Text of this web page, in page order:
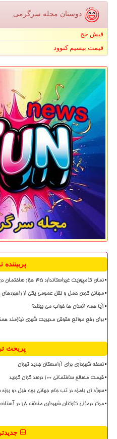
دوستان مجله سرگرمی
فیش حج
قیمت بیسیم کنوود
پربیننده
نمای کامپوزیت غیراستاندارد ۳۵ هزار ساختمان در تهران
مجانی کردن حمل و نقل عمومی یکی از
آیا همه انسان ها خواب می بینند؟
برای رفع موانع حقوقی مدیریت شهری نیازمند
پربحث
نسخه شهرداری برای آرامستان جدید تهران
قیمت مصالح ساختمانی ۱۰۰ درصد گران گردید
سوژه ای بامزه در تب جام جهانی بچه فیل دو
مرکز درمانی کارکنان شهرداری منطقه ۱۸ در آستانه بهره برداری